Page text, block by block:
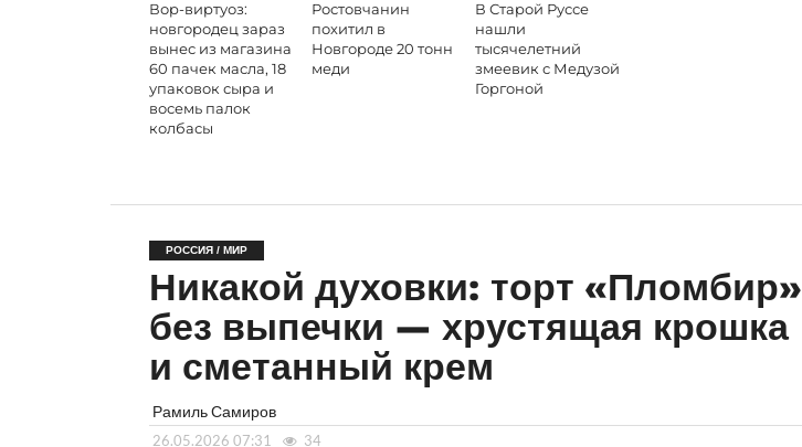
Вор-виртуоз:
новгородец зараз
вынес из магазина
60 пачек масла, 18
упаковок сыра и
восемь палок
колбасы
Ростовчанин
похитил в
Новгороде 20 тонн
меди
В Старой Руссе
нашли
тысячелетний
змеевик с Медузой
Горгоной
РОССИЯ / МИР
Никакой духовки: торт «Пломбир»
без выпечки — хрустящая крошка
и сметанный крем
Рамиль Самиров
26.05.2026 07:31 34